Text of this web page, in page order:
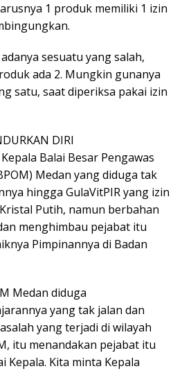
1 produk memiliki 1 izin
sesuatu yang salah,
ada 2. Mungkin gunanya
satu, saat diperiksa pakai izin
DIRI
Balai Besar Pengawas
Medan yang diduga tak
hingga GulaVitPIR yang izin
Putih, namun berbahan
menghimbau pejabat itu
Pimpinannya di Badan
Medan diduga
yang tak jalan dan
yang terjadi di wilayah
itu menandakan pejabat itu
Kepala. Kita minta Kepala